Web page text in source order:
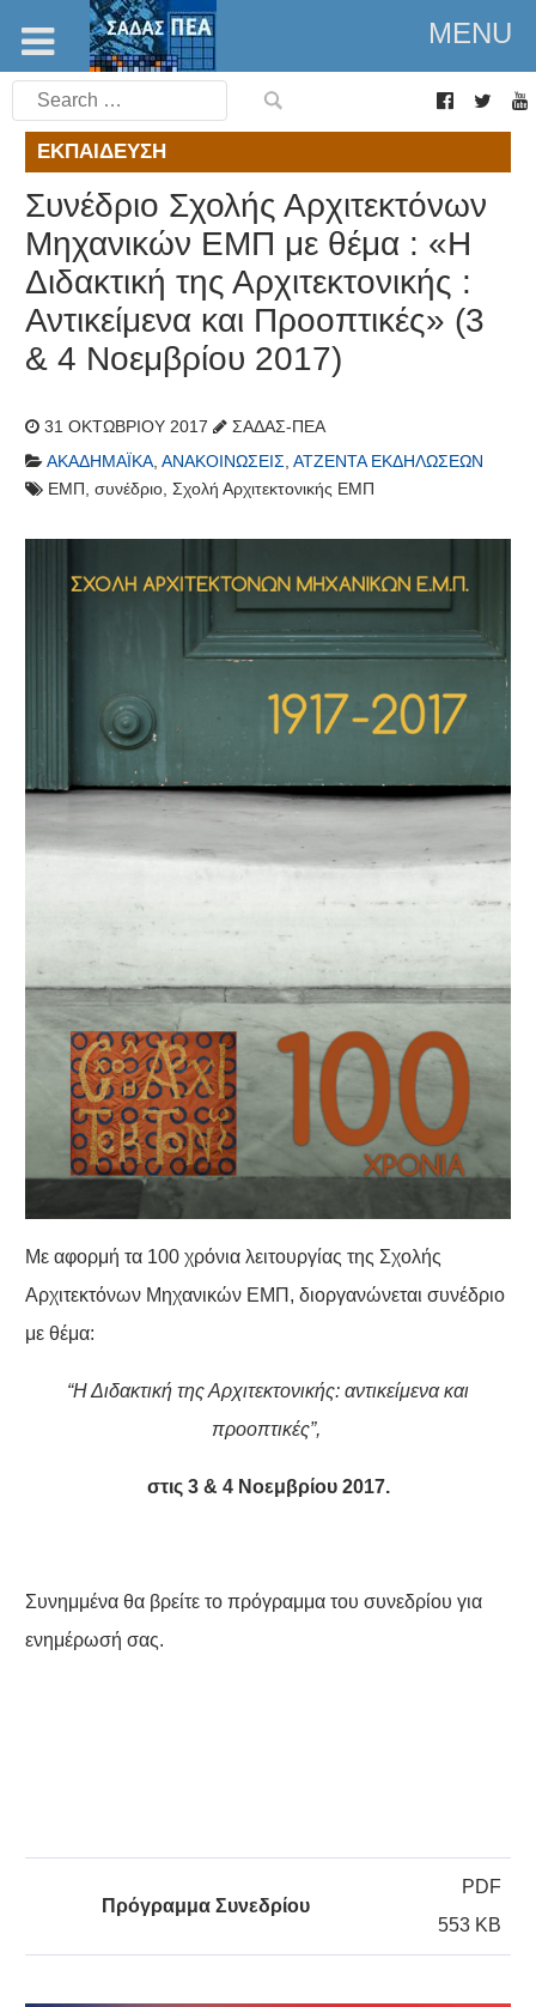
MENU
Search
for:
ΕΚΠΑΊΔΕΥΣΗ
Συνέδριο Σχολής Αρχιτεκτόνων
Μηχανικών ΕΜΠ με θέμα : «Η
Διδακτική της Αρχιτεκτονικής :
Αντικείμενα και Προοπτικές» (3
& 4 Νοεμβρίου 2017)
31 ΟΚΤΩΒΡΊΟΥ 2017
ΣΑΔΑΣ-ΠΕΑ
ΑΚΑΔΗΜΑΪΚΆ, ΑΝΑΚΟΙΝΏΣΕΙΣ, ΑΤΖΈΝΤΑ ΕΚΔΗΛΏΣΕΩΝ
ΕΜΠ , συνέδριο, Σχολή Αρχιτεκτονικής ΕΜΠ
Με αφορμή τα 100 χρόνια λειτουργίας της Σχολής
Αρχιτεκτόνων Μηχανικών ΕΜΠ, διοργανώνεται συνέδριο
με θέμα:
“Η Διδακτική της Αρχιτεκτονικής: αντικείμενα και
προοπτικές”,
στις 3 & 4 Νοεμβρίου 2017.
Συνημμένα θα βρείτε το πρόγραμμα του συνεδρίου για
ενημέρωσή σας.
Πρόγραμμα Συνεδρίου
PDF
553 KB